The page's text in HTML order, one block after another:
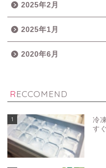
2025年2月
2025年1月
2020年6月
RECCOMEND
1
冷
す